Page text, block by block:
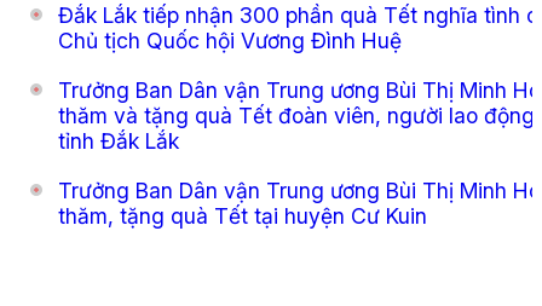
Đắk Lắk tiếp nhận 300 phần quà Tết nghĩa tình
Chủ tịch Quốc hội Vương Đình Huệ
Trưởng Ban Dân vận Trung ương Bùi Thị Minh
thăm và tặng quà Tết đoàn viên, người lao động
tỉnh Đắk Lắk
Trưởng Ban Dân vận Trung ương Bùi Thị Minh
thăm, tặng quà Tết tại huyện Cư Kuin